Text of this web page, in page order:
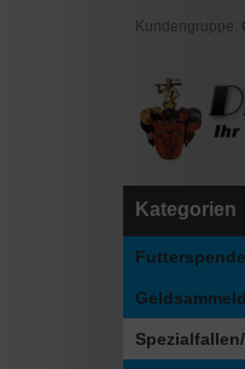
Kundengruppe:
Kategorien